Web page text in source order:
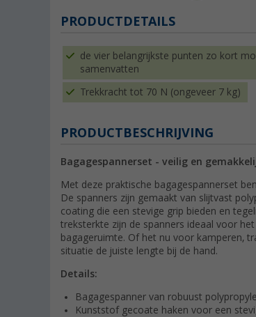
PRODUCTDETAILS
de vier belangrijkste punten zo kort
samenvatten
Trekkracht tot 70 N (ongeveer 7 kg)
PRODUCTBESCHRIJVING
Bagagespannerset - veilig en
Met deze praktische bagagespannerset
De spanners zijn gemaakt van slijtvast
coating die een stevige grip bieden en
treksterkte zijn de spanners ideaal voor
bagageruimte. Of het nu voor kamperen,
situatie de juiste lengte bij de hand.
Details:
Bagagespanner van robuust
Kunststof gecoate haken voor een